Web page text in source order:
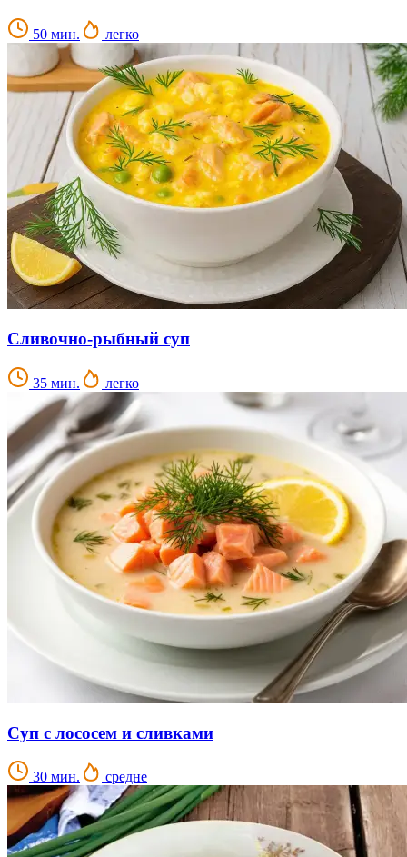
50 мин. легко
Сливочно-рыбный суп
35 мин. легко
Суп с лососем и сливками
30 мин. средне